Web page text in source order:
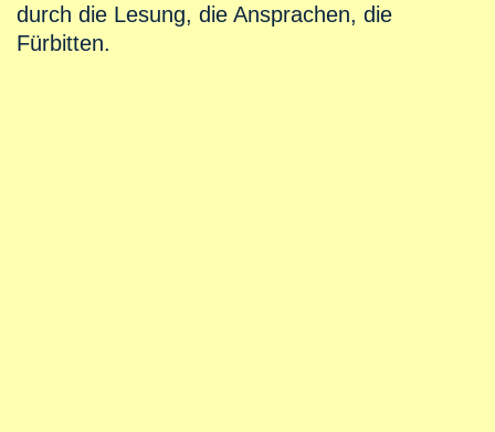
durch die Lesung, die Ansprachen, die
Fürbitten.